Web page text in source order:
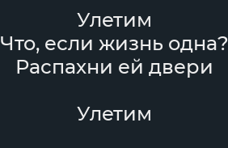
Улетим
Что, если жизнь одна?
Распахни ей двери
Улетим